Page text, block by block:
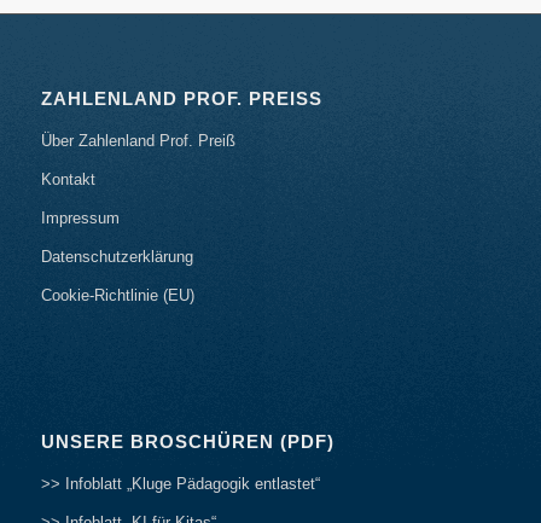
ZAHLENLAND PROF. PREISS
Über Zahlenland Prof. Preiß
Kontakt
Impressum
Datenschutzerklärung
Cookie-Richtlinie (EU)
UNSERE BROSCHÜREN (PDF)
>> Infoblatt „Kluge Pädagogik entlastet“